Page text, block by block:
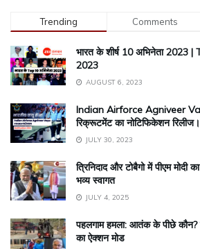
Trending Comments
भारत के शीर्ष 10 अभिनेता
2023
AUGUST 6, 2023
Indian Airforce Agniveer
रिक्रूटमेंट का नोटिफिकेशन रिलीज।
JULY 30, 2023
त्रिनिदाद और टोबैगो में पीएम मोदी
भव्य स्वागत
JULY 4, 2025
पहलगाम हमला: आतंक के पीछे कौन?
का ऐक्शन मोड